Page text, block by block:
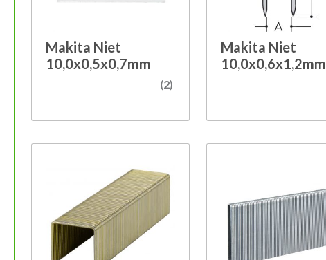
Makita Niet
10,0x0,5x0,7mm
(2)
Makita Niet
10,0x0,6x1,2mm